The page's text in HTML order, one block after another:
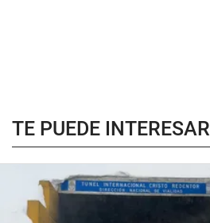
TE PUEDE INTERESAR